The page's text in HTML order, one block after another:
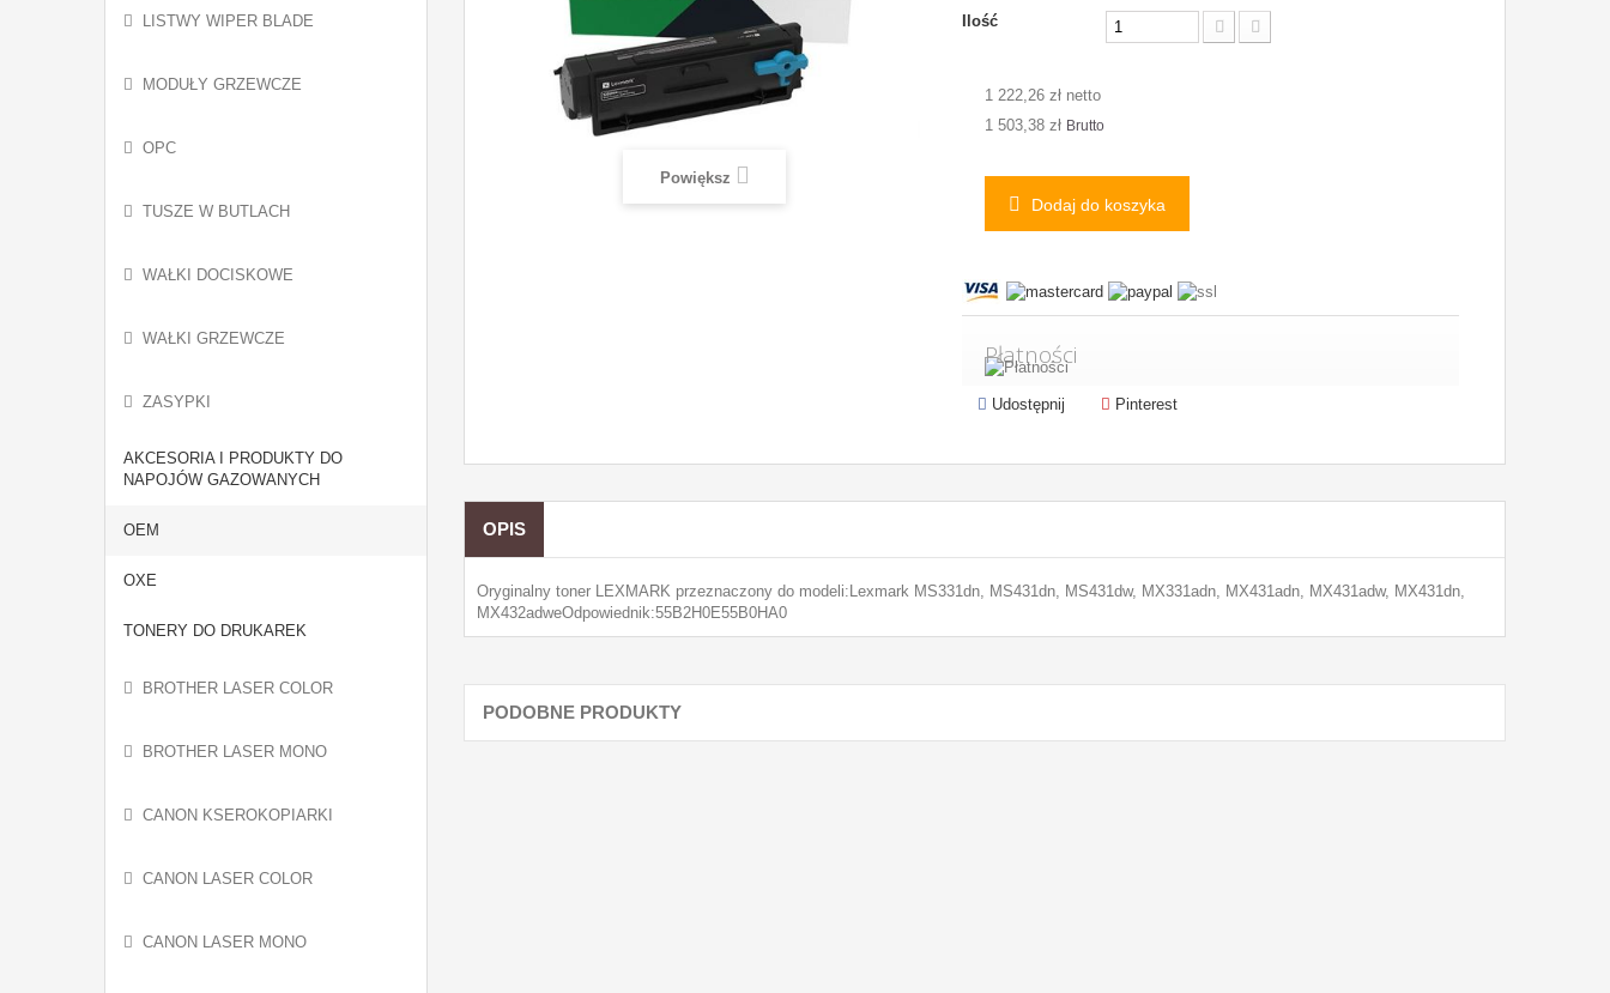
LISTWY WIPER BLADE
MODUŁY GRZEWCZE
OPC
TUSZE W BUTLACH
WAŁKI DOCISKOWE
WAŁKI GRZEWCZE
ZASYPKI
AKCESORIA I PRODUKTY DO
NAPOJÓW GAZOWANYCH
OEM
OXE
TONERY DO DRUKAREK
BROTHER LASER COLOR
BROTHER LASER MONO
CANON KSEROKOPIARKI
CANON LASER COLOR
CANON LASER MONO
Powiększ
Ilość
1 222,26 zł netto
1 503,38 zł Brutto
Dodaj do koszyka
Płatności
Udostępnij Pinterest
OPIS
Oryginalny toner LEXMARK przeznaczony do modeli:Lexmark MS331dn, MS431dn, MS431dw, MX331adn, MX431adn, MX431adw, MX431dn,
MX432adweOdpowiednik:55B2H0E55B0HA0
PODOBNE PRODUKTY